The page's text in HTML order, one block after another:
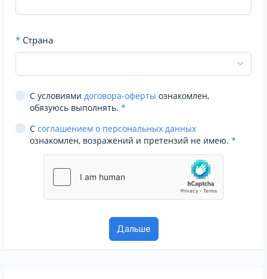
* Страна
С условиями договора-оферты ознакомлен,
обязуюсь выполнять. *
С соглашением о персональных данных
ознакомлен, возражений и претензий не имею. *